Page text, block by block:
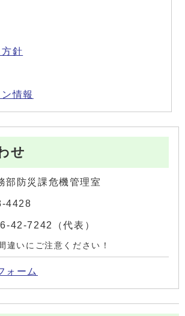
針
情報
せ
部防災課危機管理室
4428
42-7242（代表）
違いにご注意ください！
ォーム